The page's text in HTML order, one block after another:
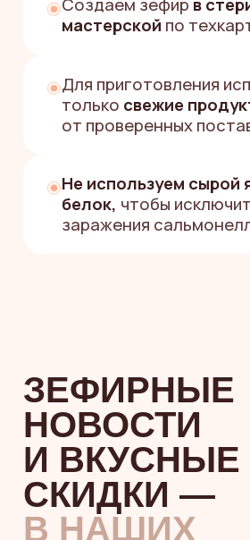
Я согласен(а) на обработку
персональных данных
и принимаю
Я согласен (а) на получение
информационных и рекламных
рассылок
С ВЫБОРОМ
Или напишите
в мессенджерах